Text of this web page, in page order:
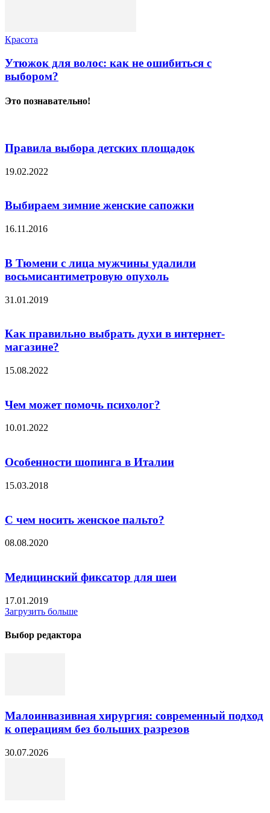
Красота
Утюжок для волос: как не ошибиться с
выбором?
Это познавательно!
Правила выбора детских площадок
19.02.2022
Выбираем зимние женские сапожки
16.11.2016
В Тюмени с лица мужчины удалили
восьмисантиметровую опухоль
31.01.2019
Как правильно выбрать духи в интернет-
магазине?
15.08.2022
Чем может помочь психолог?
10.01.2022
Особенности шопинга в Италии
15.03.2018
С чем носить женское пальто?
08.08.2020
Медицинский фиксатор для шеи
17.01.2019
Загрузить больше
Выбор редактора
Малоинвазивная хирургия: современный подход
к операциям без больших разрезов
30.07.2026